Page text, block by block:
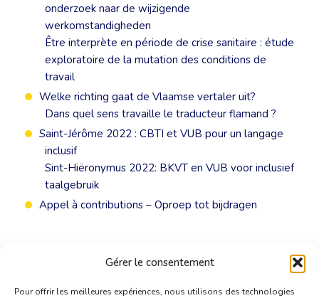
Gérer le consentement
Pour offrir les meilleures expériences, nous utilisons des technologies
onderzoek naar de wijzigende
werkomstandigheden
Être interprète en période de crise sanitaire : étude
exploratoire de la mutation des conditions de
travail
Welke richting gaat de Vlaamse vertaler uit?
Dans quel sens travaille le traducteur flamand ?
Saint-Jérôme 2022 : CBTI et VUB pour un langage
inclusif
Sint-Hiëronymus 2022: BKVT en VUB voor inclusief
taalgebruik
Appel à contributions – Oproep tot bijdragen